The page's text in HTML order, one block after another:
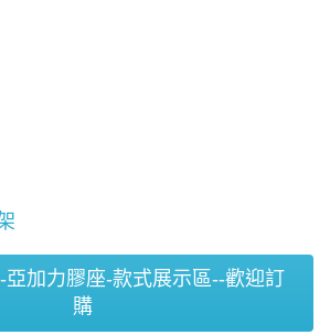
亞加力膠座-款式展示區--歡迎訂
購